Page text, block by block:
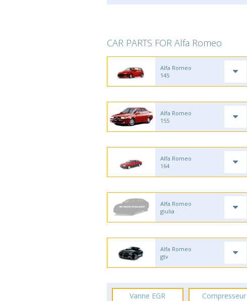
CAR PARTS FOR Alfa Romeo
Alfa Romeo
145
Alfa Romeo
155
Alfa Romeo
164
Alfa Romeo
giulia
Alfa Romeo
gtv
Vanne EGR Compresseur